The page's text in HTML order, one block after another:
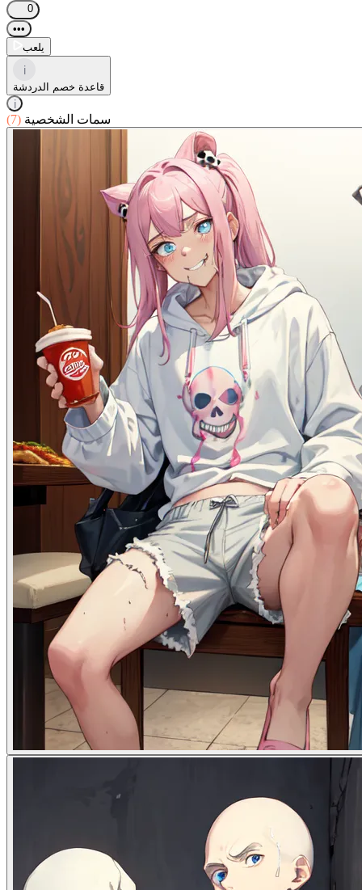
0
•••
يلعب
i
قاعدة خصم الدردشة
i
سمات الشخصية (7)